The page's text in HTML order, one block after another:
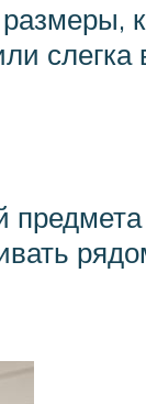
слегка